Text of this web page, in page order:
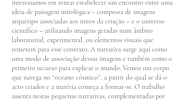
interessamos em tentar estabelecer um encontro entre uma
ideia de paisagem mitológica – composta de imagens
arquétipo associadas aos mitos da criação – e o universo
científico – utilizando imagens geradas num âmbito
laboratorial, experimental, ou elementos visuais que
remetem para esse contexto. A narrativa surge aqui como
uma modo de associação dessas imagens e também como o
primeiro recurso para explicar o mundo. Vemos um corpo
que navega no “oceano cósmico”, a partir do qual se dá o
acto criador e a matéria começa a formar-se. O trabalho
assenta nestas pequenas narrativas, complementadas por